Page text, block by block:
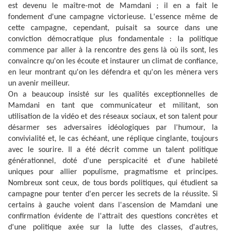
est devenu le maître-mot de Mamdani ; il en a fait le
fondement d'une campagne victorieuse. L'essence même de
cette campagne, cependant, puisait sa source dans une
conviction démocratique plus fondamentale : la politique
commence par aller à la rencontre des gens là où ils sont, les
convaincre qu'on les écoute et instaurer un climat de confiance,
en leur montrant qu'on les défendra et qu'on les mènera vers
un avenir meilleur.
On a beaucoup insisté sur les qualités exceptionnelles de
Mamdani en tant que communicateur et militant, son
utilisation de la vidéo et des réseaux sociaux, et son talent pour
désarmer ses adversaires idéologiques par l'humour, la
convivialité et, le cas échéant, une réplique cinglante, toujours
avec le sourire. Il a été décrit comme un talent politique
générationnel, doté d'une perspicacité et d'une habileté
uniques pour allier populisme, pragmatisme et principes.
Nombreux sont ceux, de tous bords politiques, qui étudient sa
campagne pour tenter d'en percer les secrets de la réussite. Si
certains à gauche voient dans l'ascension de Mamdani une
confirmation évidente de l'attrait des questions concrètes et
d'une politique axée sur la lutte des classes, d'autres,